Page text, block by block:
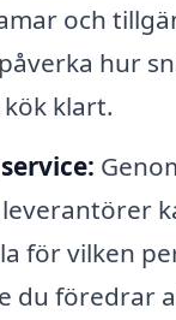
och
hur
klart.
för vilken
du föredrar